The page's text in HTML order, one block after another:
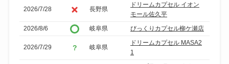
2026/7/28 長野県
ドリームカプセル イオン
モール佐久平
2026/8/6
岐阜県 びっくりカプセル柳ケ瀬店
2026/7/29 岐阜県
ドリームカプセル MASA2
1